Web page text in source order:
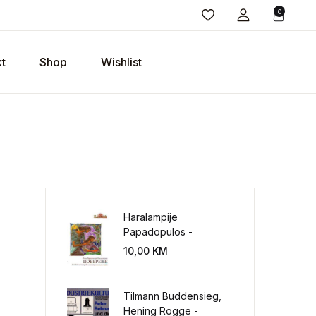
0
Shop Wishlist
Haralampije
Papadopulos -
Poverenje: sloboda od
10,00 KM
Tilmann Buddensieg,
Hening Rogge -